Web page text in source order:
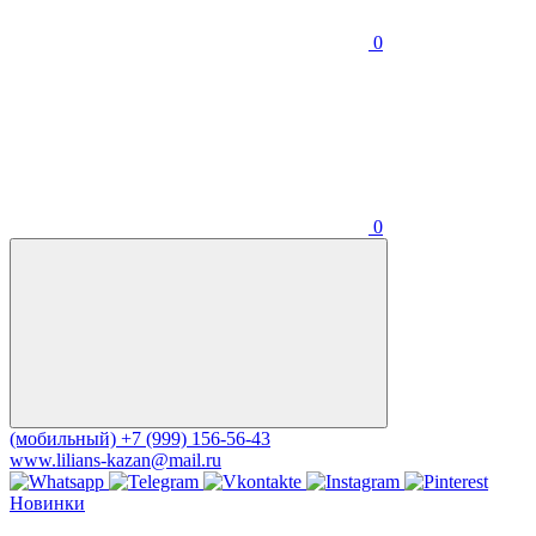
0
0
(мобильный) +7 (999) 156-56-43
www.lilians-kazan@mail.ru
Новинки